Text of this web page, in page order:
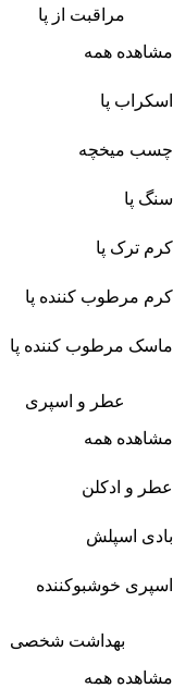
مراقبت از پا
مشاهده همه
اسکراب پا
چسب میخچه
سنگ پا
کرم ترک پا
کرم مرطوب کننده پا
ماسک مرطوب کننده پا
عطر و اسپری
مشاهده همه
عطر و ادکلن
بادی اسپلش
اسپری خوشبوکننده
بهداشت شخصی
مشاهده همه